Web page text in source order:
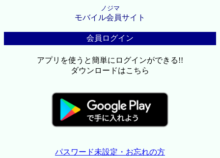
ノジマ
モバイル会員サイト
会員ログイン
アプリを使うと簡単にログインができる!!
ダウンロードはこちら
パスワード未設定・お忘れの方